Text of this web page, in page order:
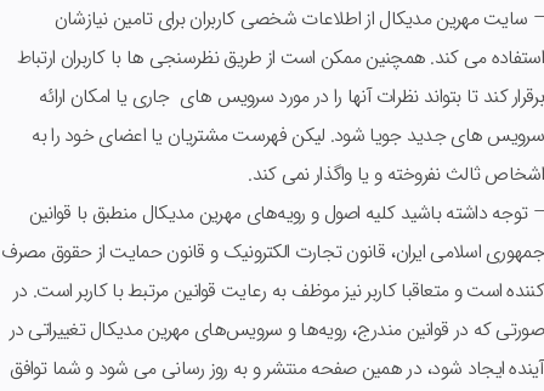
– سایت مهرین مدیکال از اطلاعات شخصی کاربران برای تامین نیازشان
استفاده می کند. همچنین ممکن است از طریق نظرسنجی ها با کاربران ارتباط
برقرار کند تا بتواند نظرات آنها را در مورد سرویس های جاری یا امکان ارائه
سرویس های جدید جویا شود. لیکن فهرست مشتریان یا اعضای خود را به
اشخاص ثالث نفروخته و یا واگذار نمی کند.
– توجه داشته باشید کلیه اصول و رویه‏‌های مهرین مدیکال منطبق با قوانین
جمهوری اسلامی ایران، قانون تجارت الکترونیک و قانون حمایت از حقوق مصرف
کننده است و متعاقبا کاربر نیز موظف به رعایت قوانین مرتبط با کاربر است. در
صورتی که در قوانین مندرج، رویه‏‌ها و سرویس‏‌های مهرین مدیکال تغییراتی در
آینده ایجاد شود، در همین صفحه منتشر و به روز رسانی می شود و شما توافق